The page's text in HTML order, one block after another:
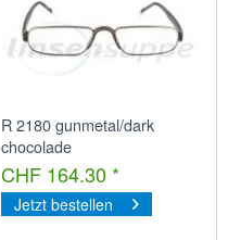
R 2180 gunmetal/dark
chocolade
CHF 164.30 *
Jetzt bestellen